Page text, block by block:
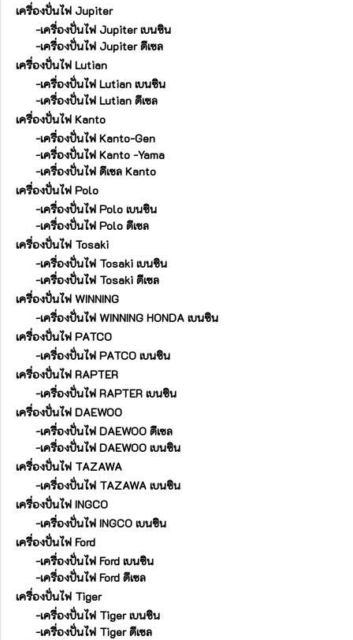
เครื่องปั่นไฟ Jupiter
-เครื่องปั่นไฟ Jupiter เบนซิน
-เครื่องปั่นไฟ Jupiter ดีเซล
เครื่องปั่นไฟ Lutian
-เครื่องปั่นไฟ Lutian เบนซิน
-เครื่องปั่นไฟ Lutian ดีเซล
เครื่องปั่นไฟ Kanto
-เครื่องปั่นไฟ Kanto-Gen
-เครื่องปั่นไฟ Kanto -Yama
-เครื่องปั่นไฟ ดีเซล Kanto
เครื่องปั่นไฟ Polo
-เครื่องปั่นไฟ Polo เบนซิน
-เครื่องปั่นไฟ Polo ดีเซล
เครื่องปั่นไฟ Tosaki
-เครื่องปั่นไฟ Tosaki เบนซิน
-เครื่องปั่นไฟ Tosaki ดีเซล
เครื่องปั่นไฟ WINNING
-เครื่องปั่นไฟ WINNING HONDA เบนซิน
เครื่องปั่นไฟ PATCO
-เครื่องปั่นไฟ PATCO เบนซิน
เครื่องปั่นไฟ RAPTER
-เครื่องปั่นไฟ RAPTER เบนซิน
เครื่องปั่นไฟ DAEWOO
-เครื่องปั่นไฟ DAEWOO ดีเซล
-เครื่องปั่นไฟ DAEWOO เบนซิน
เครื่องปั่นไฟ TAZAWA
-เครื่องปั่นไฟ TAZAWA เบนซิน
เครื่องปั่นไฟ INGCO
-เครื่องปั่นไฟ INGCO เบนซิน
เครื่องปั่นไฟ Ford
-เครื่องปั่นไฟ Ford เบนซิน
-เครื่องปั่นไฟ Ford ดีเซล
เครื่องปั่นไฟ Tiger
-เครื่องปั่นไฟ Tiger เบนซิน
-เครื่องปั่นไฟ Tiger ดีเซล